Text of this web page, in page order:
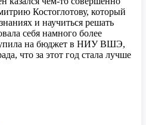
Костоглотову, который
и научиться решать
себя намного более
на бюджет в НИУ ВШЭ,
что за этот год стала лучше